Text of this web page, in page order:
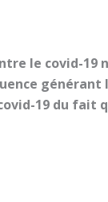
le covid-19
19 du fait